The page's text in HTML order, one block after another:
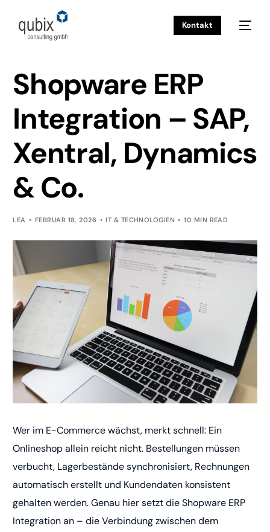
Kontakt
INSIGHTS IT & TECHNOLOGIEN
SHOPWARE ERP
Shopware ERP
Integration – SAP,
Xentral, Dynamics
& Co.
LEA FEBRUAR 18, 2026 IT & TECHNOLOGIEN 10 MIN READ
Wer im E-Commerce wächst, merkt schnell: Ein
Onlineshop allein reicht nicht. Bestellungen müssen
verbucht, Lagerbestände synchronisiert, Rechnungen
automatisch erstellt und Kundendaten konsistent
gehalten werden. Genau hier setzt die Shopware ERP
Integration an – die Verbindung zwischen dem